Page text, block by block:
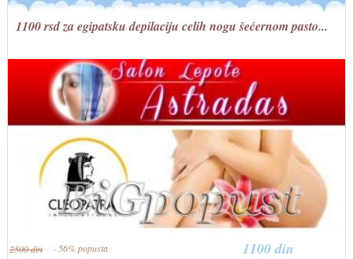
1100 rsd za egipatsku depilaciju celih nogu šećernom pasto...
1100 din
2500 din · 56% popusta